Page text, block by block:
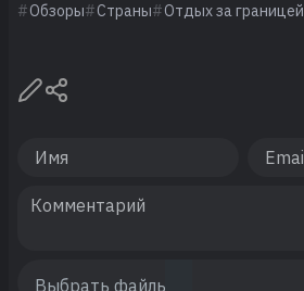
Обзоры Страны Отдых за границей